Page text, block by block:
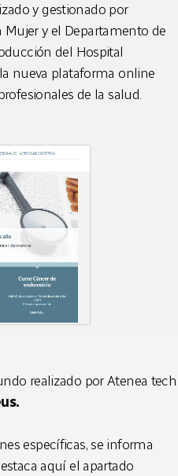
y gestionado por
y el Departamento de
del Hospital
nueva plataforma online
de la salud.
realizado por Atenea tech
específicas, se informa
aquí el apartado